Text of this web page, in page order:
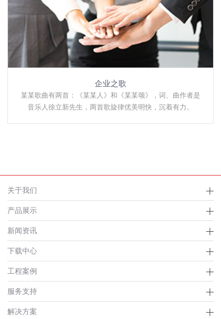
企业之歌
某某歌曲有两首：《某某人》和《某某颂》，词、曲作者是
音乐人徐立新先生，两首歌旋律优美明快，沉着有力。
关于我们
产品展示
新闻资讯
下载中心
工程案例
服务支持
解决方案